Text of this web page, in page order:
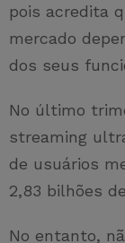
pois acredita
mercado
dos seus
No último
streaming
de usuários
2,83 bilhões
No entanto,